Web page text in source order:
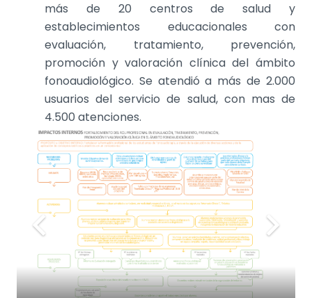
más de 20 centros de salud y
establecimientos educacionales con
evaluación, tratamiento, prevención,
promoción y valoración clínica del ámbito
fonoaudiológico. Se atendió a más de 2.000
usuarios del servicio de salud, con mas de
4.500 atenciones.